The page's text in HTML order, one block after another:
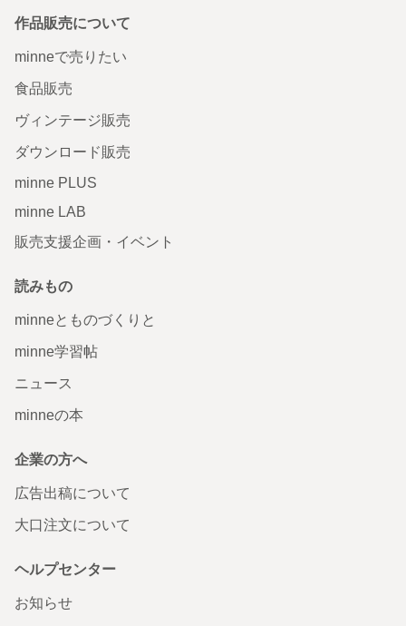
作品販売について
minneで売りたい
食品販売
ヴィンテージ販売
ダウンロード販売
minne PLUS
minne LAB
販売支援企画・イベント
読みもの
minneとものづくりと
minne学習帖
ニュース
minneの本
企業の方へ
広告出稿について
大口注文について
ヘルプセンター
お知らせ